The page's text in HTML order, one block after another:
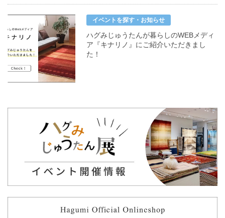
イベントを探す・お知らせ
ハグみじゅうたんが暮らしのWEBメディ
ア『キナリノ』にご紹介いただきまし
た！